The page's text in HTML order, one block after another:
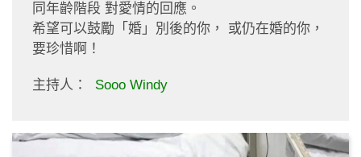
同年齡階段 對愛情的回應。
希望可以鼓勵「婚」別後的你， 或仍在婚的你，
要珍惜啊！
主持人： Sooo Windy